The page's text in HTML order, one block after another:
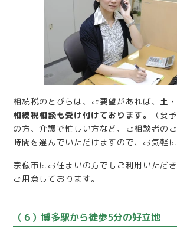
相続税のとびらは、ご要望があれば、 土
相続税相談も受け付けております。
（要
の方、介護で忙しい方など、ご相談者の
時間を選んでいただけますので、お気軽に
宗像市にお住まいの方でもご利用いただ
ご用意しております。
（６）博多駅から徒歩5分の好立地